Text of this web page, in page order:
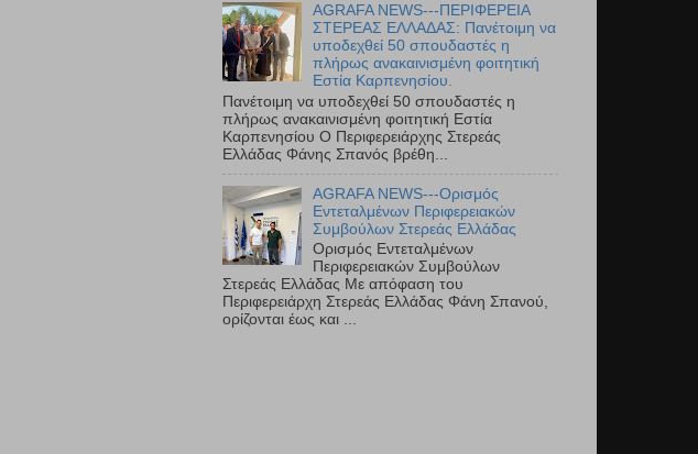
AGRAFA NEWS---ΠΕΡΙΦΕΡΕΙΑ
ΣΤΕΡΕΑΣ ΕΛΛΑΔΑΣ: Πανέτοιμη να
υποδεχθεί 50 σπουδαστές η
πλήρως ανακαινισμένη φοιτητική
Εστία Καρπενησίου.
Πανέτοιμη να υποδεχθεί 50 σπουδαστές η
πλήρως ανακαινισμένη φοιτητική Εστία
Καρπενησίου Ο Περιφερειάρχης Στερεάς
Ελλάδας Φάνης Σπανός βρέθη...
AGRAFA NEWS---Ορισμός
Εντεταλμένων Περιφερειακών
Συμβούλων Στερεάς Ελλάδας
Ορισμός Εντεταλμένων
Περιφερειακών Συμβούλων
Στερεάς Ελλάδας Με απόφαση του
Περιφερειάρχη Στερεάς Ελλάδας Φάνη Σπανού,
ορίζονται έως και ...